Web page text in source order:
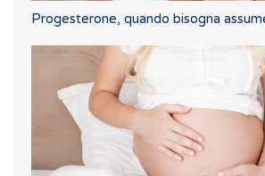
Progesterone, quando bisogna